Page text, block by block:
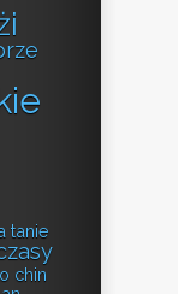
tanie
chin